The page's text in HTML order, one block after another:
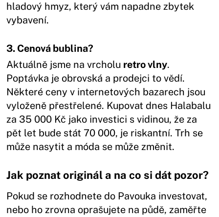
hladový hmyz, který vám napadne zbytek
vybavení.
3. Cenová bublina?
Aktuálně jsme na vrcholu retro vlny.
Poptávka je obrovská a prodejci to vědí.
Některé ceny v internetových bazarech jsou
vyloženě přestřelené. Kupovat dnes Halabalu
za 35 000 Kč jako investici s vidinou, že za
pět let bude stát 70 000, je riskantní. Trh se
může nasytit a móda se může změnit.
Jak poznat originál a na co si dát pozor?
Pokud se rozhodnete do Pavouka investovat,
nebo ho zrovna oprašujete na půdě, zaměřte